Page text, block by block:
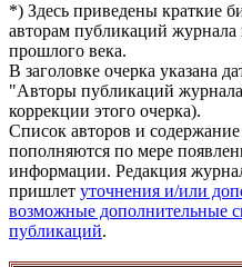
*) Здесь приведены краткие
авторам публикаций
прошлого века.
В заголовке очерка указана
"Авторы публикаций
коррекции этого очерка).
Список авторов и
пополняются по мере
информации. Редакция
пришлет уточнения и/или
возможные дополнительные
публикаций.